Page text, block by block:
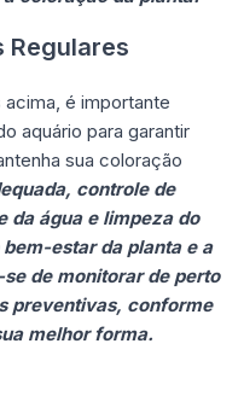
Regulares
é importante
aquário para garantir
sua coloração
controle de
da água e limpeza do
estar da planta e a
de monitorar de perto
preventivas, conforme
melhor forma.